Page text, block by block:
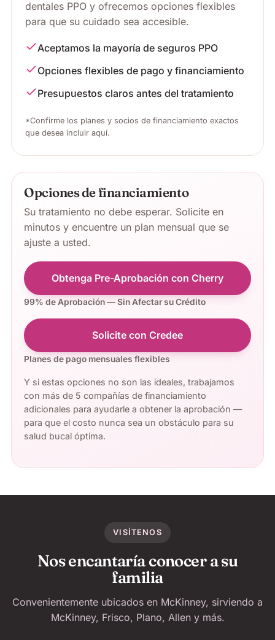
dentales PPO y ofrecemos opciones flexibles
para que su cuidado sea accesible.
Aceptamos la mayoría de seguros PPO
Opciones flexibles de pago y financiamiento
Presupuestos claros antes del tratamiento
*Confirme los planes y socios de financiamiento exactos
que desea incluir aquí.
Opciones de financiamiento
Su tratamiento no debe esperar. Solicite en
minutos y encuentre un plan mensual que se
ajuste a usted.
Obtenga Pre-Aprobación con Cherry
99% de Aprobación — Sin Afectar su Crédito
Solicite con Credee
Planes de pago mensuales flexibles
Y si estas opciones no son las ideales, trabajamos
con más de 5 compañías de financiamiento
adicionales para ayudarle a obtener la aprobación —
para que el costo nunca sea un obstáculo para su
salud bucal óptima.
VISÍTENOS
Nos encantaría conocer a su
familia
Convenientemente ubicados en McKinney, sirviendo a
McKinney, Frisco, Plano, Allen y más.